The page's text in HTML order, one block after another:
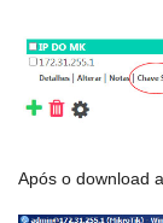
Após o download